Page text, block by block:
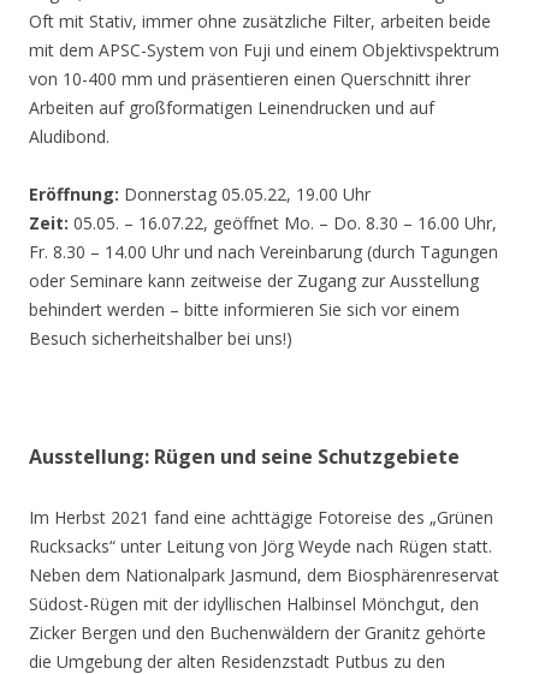
Oft mit Stativ, immer ohne zusätzliche Filter, arbeiten beide
mit dem APSC-System von Fuji und einem Objektivspektrum
von 10-400 mm und präsentieren einen Querschnitt ihrer
Arbeiten auf großformatigen Leinendrucken und auf
Aludibond.
Eröffnung: Donnerstag 05.05.22, 19.00 Uhr
Zeit: 05.05. – 16.07.22, geöffnet Mo. – Do. 8.30 – 16.00 Uhr,
Fr. 8.30 – 14.00 Uhr und nach Vereinbarung (durch Tagungen
oder Seminare kann zeitweise der Zugang zur Ausstellung
behindert werden – bitte informieren Sie sich vor einem
Besuch sicherheitshalber bei uns!)
Ausstellung: Rügen und seine Schutzgebiete
Im Herbst 2021 fand eine achttägige Fotoreise des „Grünen
Rucksacks“ unter Leitung von Jörg Weyde nach Rügen statt.
Neben dem Nationalpark Jasmund, dem Biosphärenreservat
Südost-Rügen mit der idyllischen Halbinsel Mönchgut, den
Zicker Bergen und den Buchenwäldern der Granitz gehörte
die Umgebung der alten Residenzstadt Putbus zu den